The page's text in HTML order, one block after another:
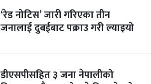
‘रेड नोटिस’ जारी गरिएका तीन
जनालाई दुबईबाट पक्राउ गरी ल्याइयो
डीएसपीसहित ३ जना नेपालीको